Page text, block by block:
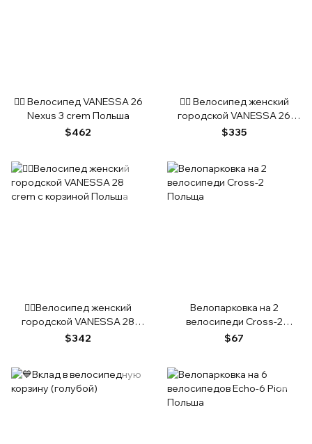
🚴‍♀️ Велосипед VANESSA 26
Nexus 3 crem Польша
$462
🚴‍♀️ Велосипед женский
городской VANESSA 26
Cream с корзиной Польша
$335
🚴‍♀️Велосипед женский
городской VANESSA 28
crem с корзиной Польша
$342
Велопарковка на 2
велосипеди Cross-2
Польща
$67